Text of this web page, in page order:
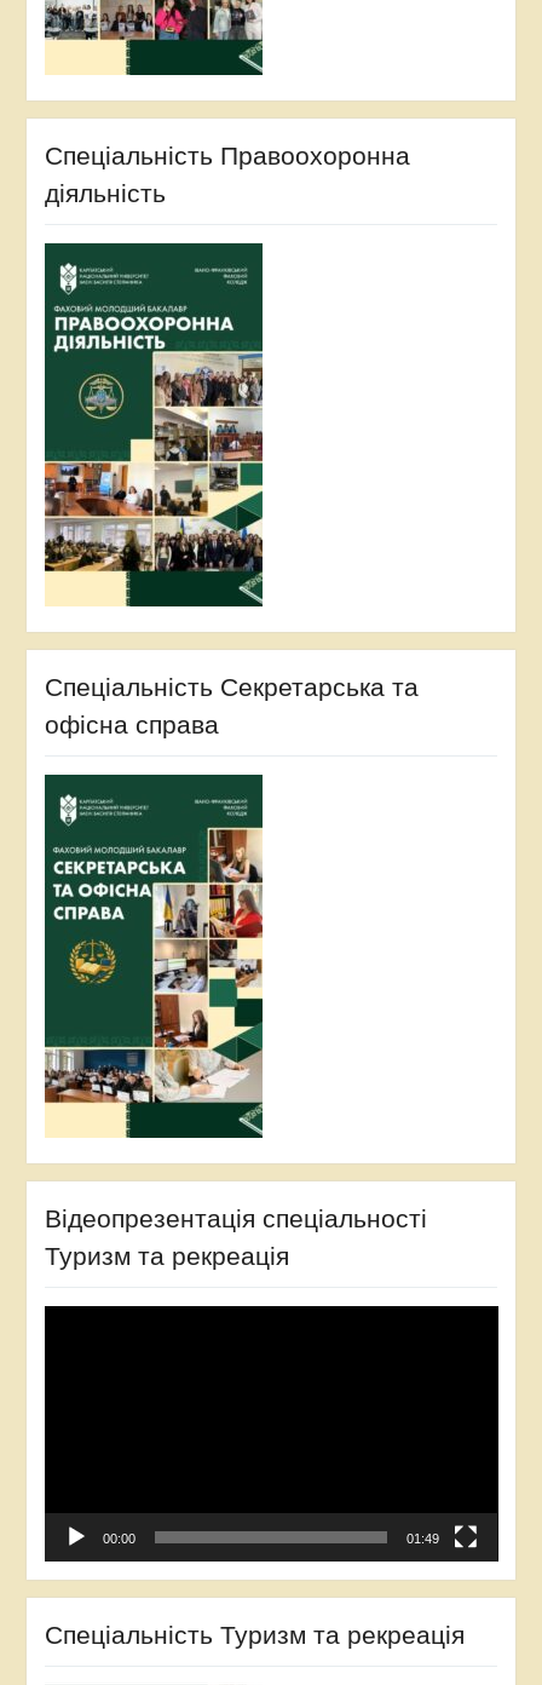
Спеціальність Правоохоронна
діяльність
Спеціальність Секретарська та
офісна справа
Відеопрезентація спеціальності
Туризм та рекреація
00:00 01:49
Спеціальність Туризм та рекреація